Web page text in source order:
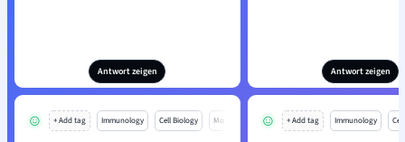
Antwort zeigen Antwort zeigen
+ Add tag Immunology Cell Biology Mo + Add tag Immunology